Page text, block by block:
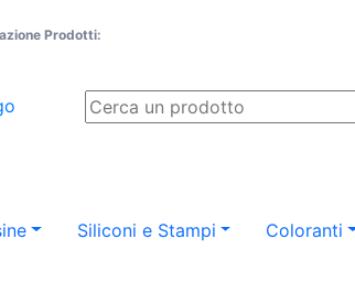
Prodotti:
Siliconi e Stampi Coloranti